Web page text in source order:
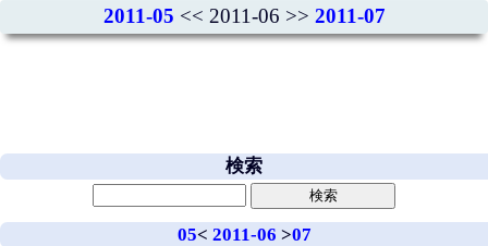
2011-05 << 2011-06 >> 2011-07
検索
05< 2011-06 >07